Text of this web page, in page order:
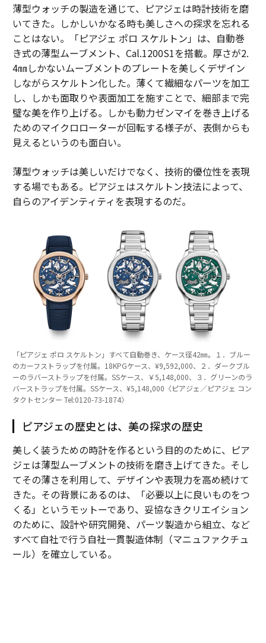
薄型ウォッチの製造を通じて、ピアジェは時計技術を磨
いてきた。しかしいかなる時も美しさへの探求を忘れる
ことはない。「ピアジェ ポロ スケルトン」は、自動巻
き式の薄型ムーブメント、Cal.1200S1を搭載。厚さが2.
4㎜しかないムーブメントのプレートを美しくデザイン
しながらスケルトン化した。薄くて繊細なパーツを加工
し、しかも面取りや表面加工を施すことで、細部まで完
璧な美を作り上げる。しかも動力ゼンマイを巻き上げる
ためのマイクロローターが回転する様子が、表側からも
見えるというのも面白い。
薄型ウォッチは美しいだけでなく、技術的優位性を表現
する場でもある。ピアジェはスケルトン技法によって、
自らのアイデンティティを表現するのだ。
「ピアジェ ポロ スケルトン」すべて自動巻き、ケース径42㎜。１．ブルー
のカーフストラップを付属。18KPGケース、¥9,592,000、２．ダークブル
ーのラバーストラップを付属。SSケース、￥5,148,000、３．グリーンのラ
バーストラップを付属。SSケース、¥5,148,000〈ピアジェ／ピアジェ コン
タクトセンター Tel:0120-73-1874〉
ピアジェの歴史とは、美の探求の歴史
美しく装うための時計を作るという目的のために、ピア
ジェは薄型ムーブメントの技術を磨き上げてきた。そし
てその薄さを利用して、デザインや表現力を高め続けて
きた。その背景にあるのは、「必要以上に良いものをつ
くる」というモットーであり、妥協なきクリエイション
のために、設計や研究開発、パーツ製造から組立、など
すべて自社で行う自社一貫製造体制（マニュファクチュ
ール）を確立している。